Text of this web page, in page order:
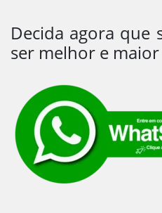
Decida agora que
ser melhor e maior